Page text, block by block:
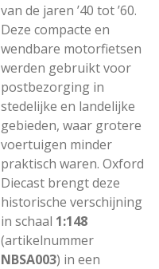
van de jaren ’40 tot ’60.
Deze compacte en
wendbare motorfietsen
werden gebruikt voor
postbezorging in
stedelijke en landelijke
gebieden, waar grotere
voertuigen minder
praktisch waren. Oxford
Diecast brengt deze
historische verschijning
in schaal 1:148
(artikelnummer
NBSA003) in een